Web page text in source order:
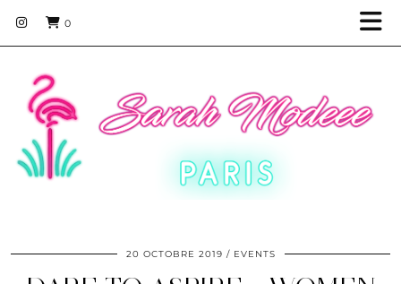
0
20 OCTOBRE 2019 EVENTS